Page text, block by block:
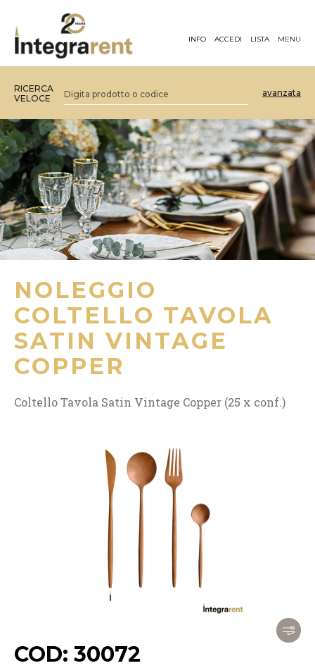
INFO ACCEDI LISTA MENU
RICERCA
VELOCE
avanzata
NOLEGGIO
COLTELLO TAVOLA
SATIN VINTAGE
COPPER
Coltello Tavola Satin Vintage Copper (25 x conf.)
COD: 30072